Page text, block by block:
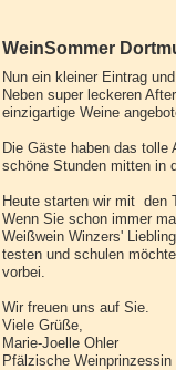
WeinSommer
Nun ein kleiner Eintrag
Neben super leckeren
einzigartige Weine
Die Gäste haben das tolle
schöne Stunden mitten in
Heute starten wir mit den
Wenn Sie schon immer
Weißwein Winzers'
testen und schulen
vorbei.
Wir freuen uns auf Sie.
Viele Grüße,
Marie-Joelle Ohler
Pfälzische Weinprinzessin